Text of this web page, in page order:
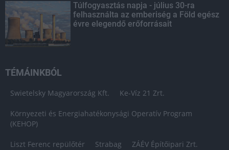
Túlfogyasztás napja - július 30-ra
felhasználta az emberiség a Föld egész
évre elegendő erőforrásait
TÉMÁINKBÓL
Swietelsky Magyarország Kft. Ke-Víz 21 Zrt.
Környezeti és Energiahatékonysági Operatív Program
(KEHOP)
Liszt Ferenc repülőtér Strabag ZÁÉV Építőipari Zrt.